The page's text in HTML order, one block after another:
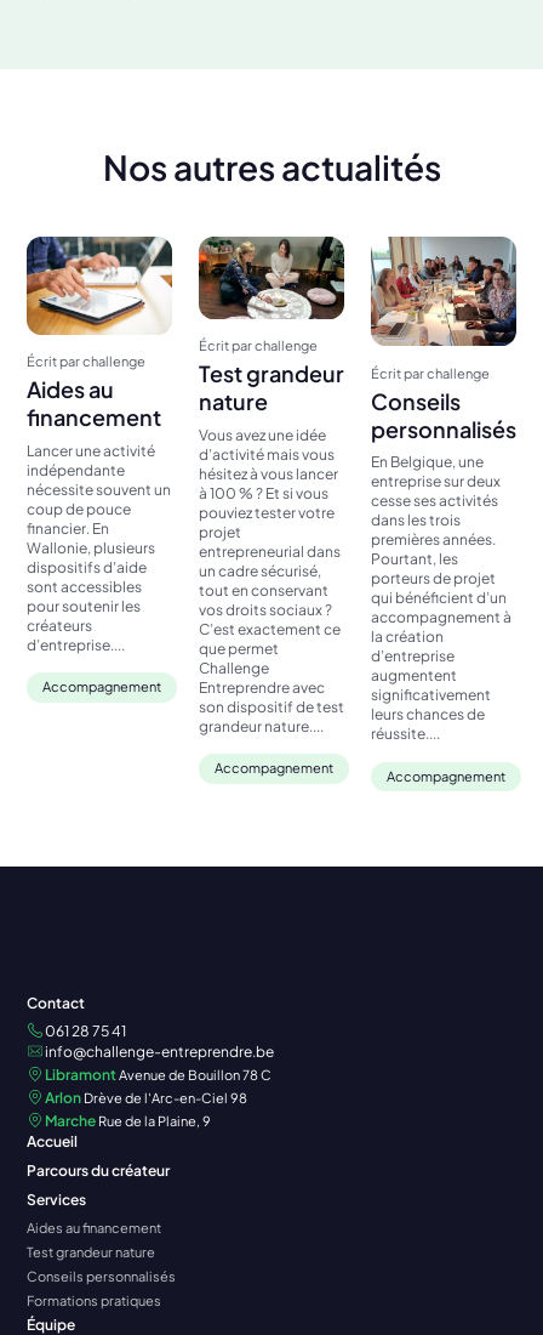
Nos autres actualités
Écrit par challenge
Aides au
financement
Lancer une activité
indépendante
nécessite souvent un
coup de pouce
financier. En
Wallonie, plusieurs
dispositifs d’aide
sont accessibles
pour soutenir les
créateurs
d’entreprise....
Accompagnement
Écrit par challenge
Test grandeur
nature
Vous avez une idée
d’activité mais vous
hésitez à vous lancer
à 100 % ? Et si vous
pouviez tester votre
projet
entrepreneurial dans
un cadre sécurisé,
tout en conservant
vos droits sociaux ?
C’est exactement ce
que permet
Challenge
Entreprendre avec
son dispositif de test
grandeur nature....
Accompagnement
Écrit par challenge
Conseils
personnalisés
En Belgique, une
entreprise sur deux
cesse ses activités
dans les trois
premières années.
Pourtant, les
porteurs de projet
qui bénéficient d’un
accompagnement à
la création
d’entreprise
augmentent
significativement
leurs chances de
réussite....
Accompagnement
Contact
061 28 75 41
info@challenge-entreprendre.be
LibramontAvenue de Bouillon 78 C
Arlon Drève de l'Arc-en-Ciel 98
Marche Rue de la Plaine, 9
Accueil
Parcours du créateur
Services
Aides au financement
Test grandeur nature
Conseils personnalisés
Formations pratiques
Équipe